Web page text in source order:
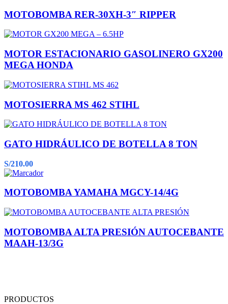
MOTOBOMBA RER-30XH-3″ RIPPER
MOTOR ESTACIONARIO GASOLINERO GX200
MEGA HONDA
MOTOSIERRA MS 462 STIHL
GATO HIDRÁULICO DE BOTELLA 8 TON
S/210.00
MOTOBOMBA YAMAHA MGCY-14/4G
MOTOBOMBA ALTA PRESIÓN AUTOCEBANTE
MAAH-13/3G
PRODUCTOS